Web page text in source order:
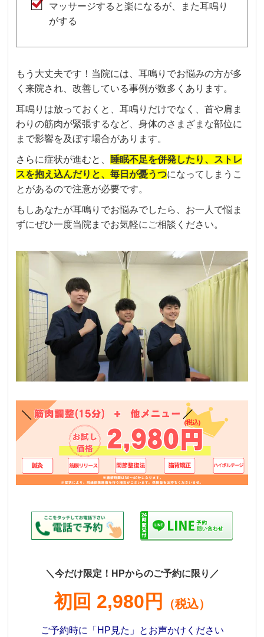
マッサージすると楽になるが、また耳鳴り
がする
もう大丈夫です！当院には、耳鳴りでお悩みの方が多
く来院され、改善している事例が数多くあります。
耳鳴りは放っておくと、耳鳴りだけでなく、首や肩ま
わりの筋肉が緊張するなど、身体のさまざまな部位に
まで影響を及ぼす場合があります。
さらに症状が進むと、
睡眠不足を併発したり、ストレ
スを抱え込んだりと、毎日が憂うつになってしまうこ
とがあるので注意が必要です。
もしあなたが耳鳴りでお悩みでしたら、お一人で悩ま
ずにぜひ一度当院までお気軽にご相談ください。
＼今だけ限定！HPからのご予約に限り／
初回 2,980円 （税込）
ご予約時に「HP見た」とお声かけください